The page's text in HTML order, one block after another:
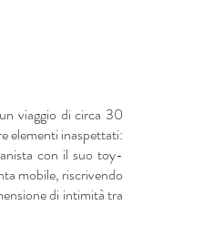
viaggio di circa 30
elementi inaspettati:
con il suo toy-
mobile, riscrivendo
di intimità tra